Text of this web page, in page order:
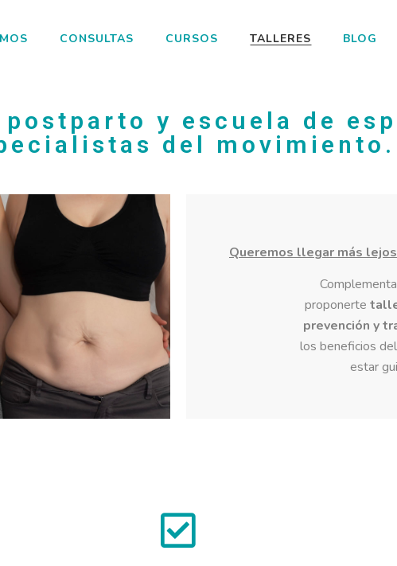
CONSULTAS CURSOS TALLERES BLOG
postparto y escuela de
del movimiento.
Queremos llegar más
proponerte
prevención y
los beneficios
estar